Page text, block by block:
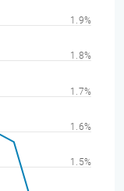
1.5%
1.6%
1.7%
1.8%
1.9%